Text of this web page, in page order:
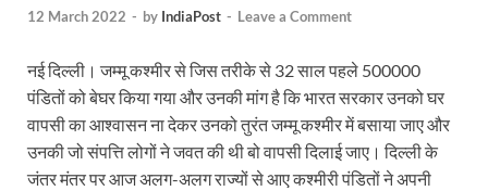
West Bengal Rajya Sabha By-Election: चुनाव
Shri Kashi Vishwanath Mandir: उत्तरकाशी में CM
Dr.Teejan Bai: विश्वविख्यात पंडवानी गायिका, पद्म
12 March 2022 - by IndiaPost - Leave a Comment
नई दिल्ली। जम्मू कश्मीर से जिस तरीके से 32 साल पहले 500000
पंडितों को बेघर किया गया और उनकी मांग है कि भारत सरकार उनको घर
वापसी का आश्वासन ना देकर उनको तुरंत जम्मू कश्मीर में बसाया जाए और
उनकी जो संपत्ति लोगों ने जवत की थी बो वापसी दिलाई जाए। दिल्ली के
जंतर मंतर पर आज अलग-अलग राज्यों से आए कश्मीरी पंडितों ने अपनी